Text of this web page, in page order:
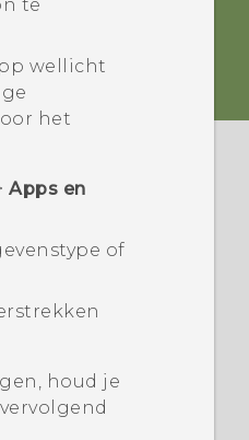
te
wellicht
het
Apps en
of
houd je